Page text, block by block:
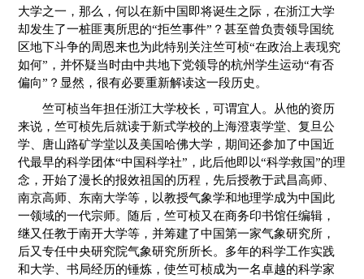
大学之一，那么，何以在新中国即将诞生之际，在浙江大学
却发生了一桩匪夷所思的“拒竺事件”？甚至曾负责领导国统
区地下斗争的周恩来也为此特别关注竺可桢“在政治上表现究
如何”，并怀疑当时由中共地下党领导的杭州学生运动“有否
偏向”？显然，很有必要重新解读这一段历史。
竺可桢当年担任浙江大学校长，可谓宜人。从他的资历
来说，竺可桢先后就读于新式学校的上海澄衷学堂、复旦公
学、唐山路矿学堂以及美国哈佛大学，期间还参加了中国近
代最早的科学团体“中国科学社”，此后他即以“科学救国”的理
念，开始了漫长的报效祖国的历程，先后授教于武昌高师、
南京高师、东南大学等，以教授气象学和地理学成为中国此
一领域的一代宗师。随后，竺可桢又在商务印书馆任编辑，
继又任教于南开大学等，并筹建了中国第一家气象研究所，
后又专任中央研究院气象研究所所长。多年的科学工作实践
和大学、书局经历的锤炼，使竺可桢成为一名卓越的科学家